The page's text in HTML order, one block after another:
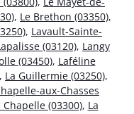
, Le Brethon (03350),
, Lavault-Sainte-
(03120), Langy
(03450), Laféline
, La Guillermie (03250),
aux-Chasses
Chapelle (03300), La